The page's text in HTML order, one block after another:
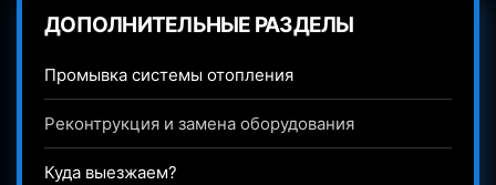
ДОПОЛНИТЕЛЬНЫЕ РАЗДЕЛЫ
Промывка системы отопления
Реконтрукция и замена оборудования
Куда выезжаем?